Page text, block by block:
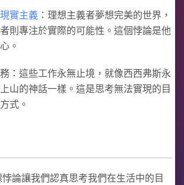
現實主義 ：理想主義者夢想完美的世界，
則專注於實際的可能性。這個悖論是他
。
：這些工作永無止境，就像西西弗斯永
山的神話一樣。這是思考無法實現的目
式。
論讓我們認真思考我們在生活中的目